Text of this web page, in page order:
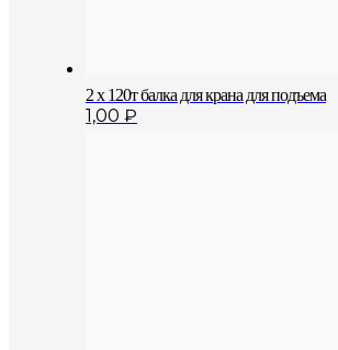
2 х 120т балка для крана для подъема
1,00 ₽